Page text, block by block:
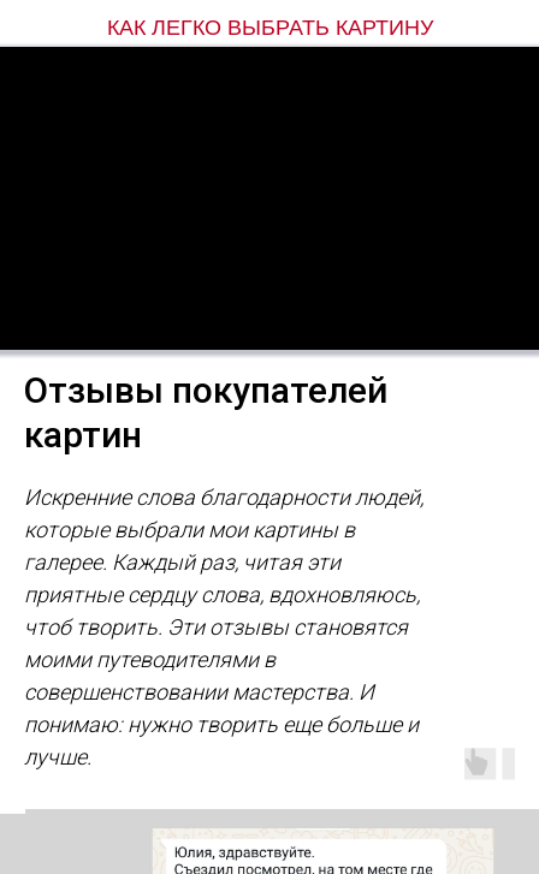
КАК ЛЕГКО ВЫБРАТЬ КАРТИНУ
Отзывы покупателей
картин
Искренние слова благодарности людей,
которые выбрали мои картины в
галерее. Каждый раз, читая эти
приятные сердцу слова, вдохновляюсь,
чтоб творить. Эти отзывы становятся
моими путеводителями в
совершенствовании мастерства. И
понимаю: нужно творить еще больше и
лучше.